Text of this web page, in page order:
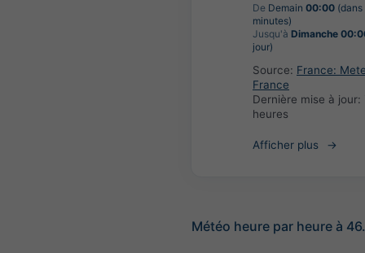
De Demain 00:00 (dans
minutes)
Jusqu'à Dimanche
jour)
Source: France:
France
Dernière mise à jour:
heures
Afficher plus
Météo heure par heure à